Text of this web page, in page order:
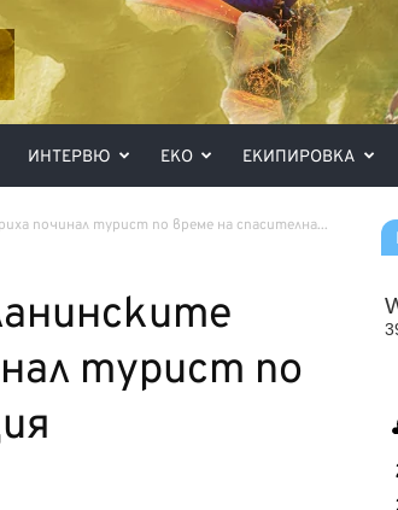
ИНТЕРВЮ ЕКО ЕКИПИРОВКА
починал турист по време на спасителна...
турист по